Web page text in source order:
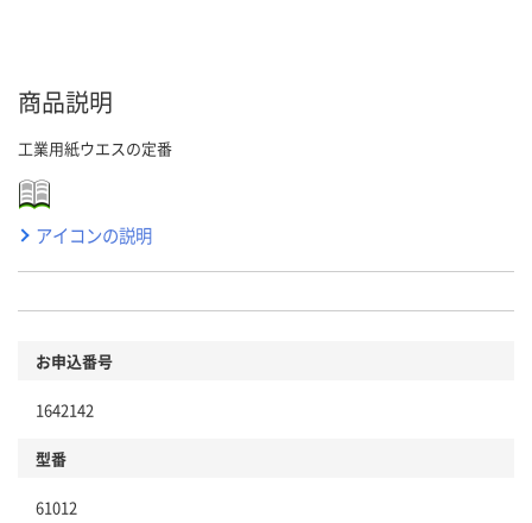
商品説明
工業用紙ウエスの定番
アイコンの説明
お申込番号
1642142
型番
61012